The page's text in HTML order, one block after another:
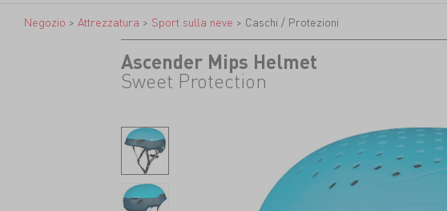
Negozio > Attrezzatura > Sport sulla neve > Caschi / Protezioni
Ascender Mips Helmet
Sweet Protection